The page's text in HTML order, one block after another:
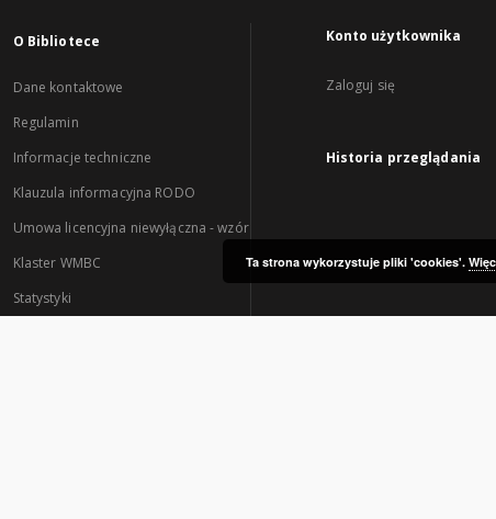
O Bibliotece
Dane kontaktowe
Regulamin
Informacje techniczne
Klauzula informacyjna RODO
Umowa licencyjna niewyłączna - wzór
Klaster WMBC
Statystyki
Konto użytkownika
Zaloguj się
Historia przeglądania
Ta strona wykorzystuje pliki 'cookies'.